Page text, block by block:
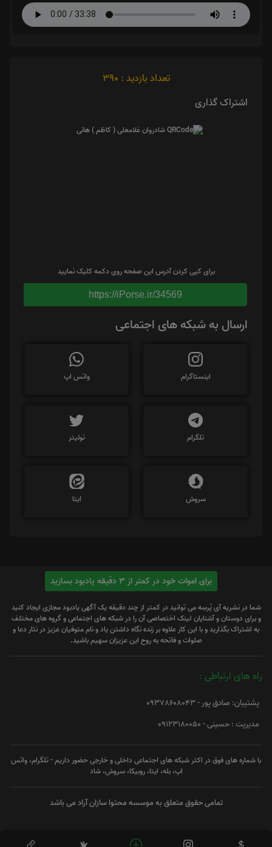
تعداد بازدید : 390
اشتراک گذاری
برای کپی کردن آدرس این صفحه روی دکمه کلیک نمایید
https://iPorse.ir/34569
ارسال به شبکه های اجتماعی
اینستاگرام واتس اپ
تلگرام توئیتر
سروش ایتا
برای اموات خود در کمتر از 3 دقیقه یادبود بسازید
شما در نشریه آی پُرسِه می توانید در کمتر از چند دقیقه یک آگهی یادبود مجازی ایجاد کنید
و برای دوستان و آشنایان لینک اختصاصی آن را در شبکه های اجتماعی و گروه های مختلف
به اشتراک بگذارید و با این کار علاوه بر زنده نگاه داشتن یاد و نام متوفیان عزیز در نثار دعا و
صلوات و فاتحه به روح این عزیزان سهیم باشید.
راه های ارتباطی :
پشتیبان: صادق پور - 09378608043
مدیریت : حسینی - 09123180050
با شماره های فوق در اکثر شبکه های اجتماعی داخلی و خارجی حضور داریم - تلگرام، واتس
اپ، بله، ایتا، روبیکا، سروش، شاد
تمامی حقوق متعلق به موسسه محتوا سازان آراد می باشد